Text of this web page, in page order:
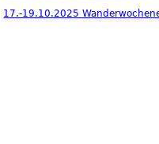
17.-19.10.2025